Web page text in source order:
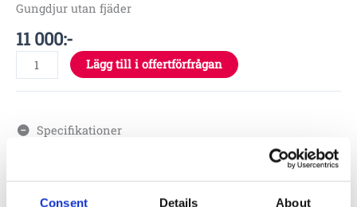
Consent Details About
Gungdjur utan fjäder
11 000:-
Lägg till i offertförfrågan
Specifikationer
2 – 6 år